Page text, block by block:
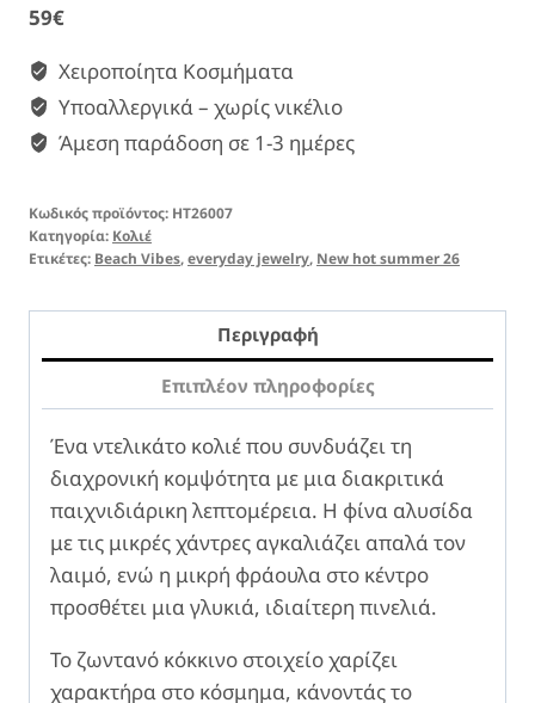
59€
Χειροποίητα Κοσμήματα
Υποαλλεργικά – χωρίς νικέλιο
Άμεση παράδοση σε 1-3 ημέρες
Κωδικός προϊόντος: HT26007
Κατηγορία: Κολιέ
Ετικέτες: Beach Vibes,everyday jewelry, New hot summer 26
Περιγραφή
Επιπλέον πληροφορίες
Ένα ντελικάτο κολιέ που συνδυάζει τη
διαχρονική κομψότητα με μια διακριτικά
παιχνιδιάρικη λεπτομέρεια. Η φίνα αλυσίδα
με τις μικρές χάντρες αγκαλιάζει απαλά τον
λαιμό, ενώ η μικρή φράουλα στο κέντρο
προσθέτει μια γλυκιά, ιδιαίτερη πινελιά.
Το ζωντανό κόκκινο στοιχείο χαρίζει
χαρακτήρα στο κόσμημα, κάνοντάς το